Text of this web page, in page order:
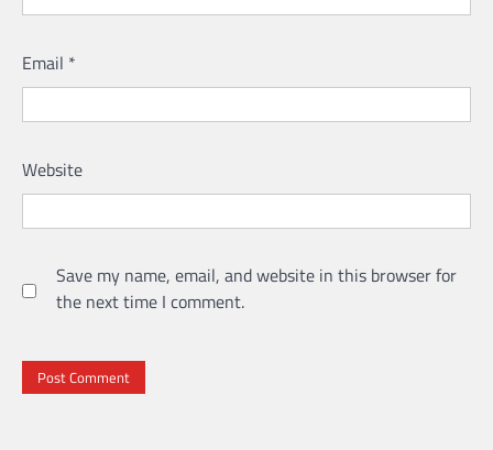
Email *
Website
Save my name, email, and website in this browser for
the next time I comment.